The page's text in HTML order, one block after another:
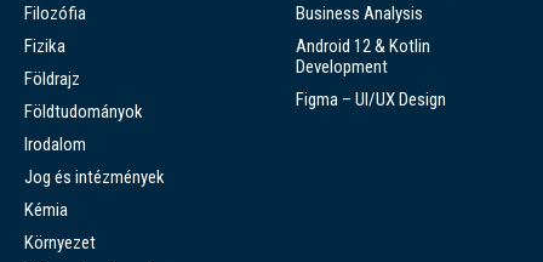
Filozófia
Fizika
Földrajz
Földtudományok
Irodalom
Jog és intézmények
Kémia
Környezet
Business Analysis
Android 12 & Kotlin
Development
Figma – UI/UX Design